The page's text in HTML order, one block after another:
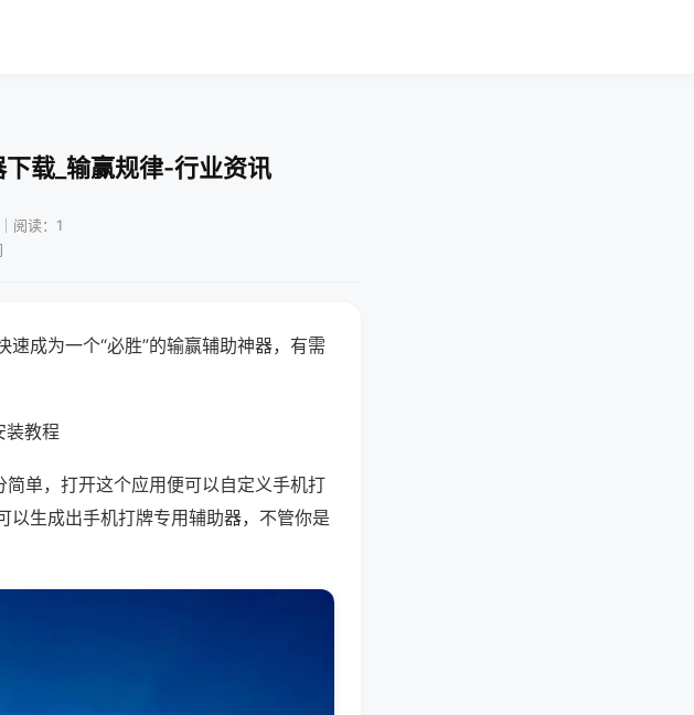
载_输赢规律-行业资讯
阅读：1
成为一个“必胜”的输赢辅助神器，有需
教程
单，打开这个应用便可以自定义手机打
以生成出手机打牌专用辅助器，不管你是